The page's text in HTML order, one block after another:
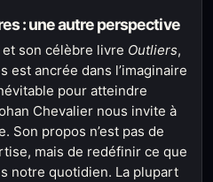
: une autre perspective
son célèbre livre Outliers,
est ancrée dans l’imaginaire
pour atteindre
Chevalier nous invite à
Son propos n’est pas de
mais de redéfinir ce que
notre quotidien. La plupart